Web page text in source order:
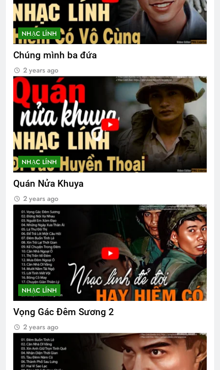
NHẠC LÍNH
Chúng mình ba đứa
2 years ago
NHẠC LÍNH
Quán Nửa Khuya
2 years ago
NHẠC LÍNH
Vọng Gác Đêm Sương 2
2 years ago